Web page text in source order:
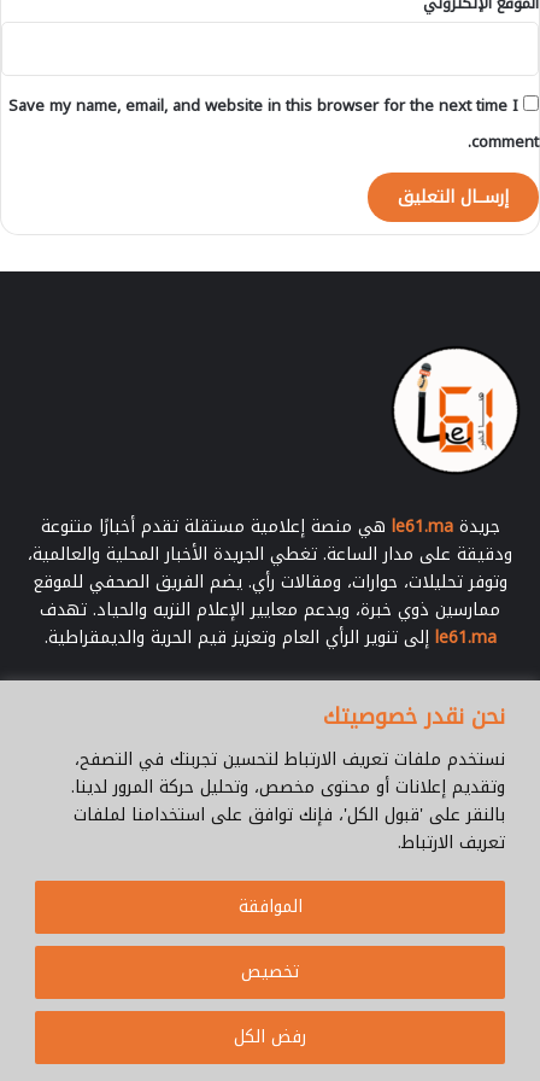
نحن نقدر خصوصيتك
نستخدم ملفات تعريف الارتباط لتحسين تجربتك في التصفح،
وتقديم إعلانات أو محتوى مخصص، وتحليل حركة المرور لدينا.
بالنقر على 'قبول الكل'، فإنك توافق على استخدامنا لملفات
تعريف الارتباط.
تخصيص
رفض الكل
الموافقة
ل
س
ن Save my name, email, and website in this browser for the next time I
comment.
جريدةle61.ma هي منصة إعلامية مستقلة تقدم أخبارًا متنوعة
ودقيقة على مدار الساعة. تغطي الجريدة الأخبار المحلية والعالمية،
وتوفر تحليلات، حوارات، ومقالات رأي. يضم الفريق الصحفي للموقع
ممارسين ذوي خبرة، ويدعم معايير الإعلام النزيه والحياد. تهدف
le61.maإلى تنوير الرأي العام وتعزيز قيم الحرية والديمقراطية.
أدخل
بريدك
الإلكتروني
© جميع الحقوق محفوظة 2026 |
Le61.ma
للإتصال
Facebook
YouTube